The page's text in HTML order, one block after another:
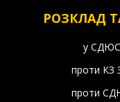
РОЗКЛАД
у
проти КЗ
проти